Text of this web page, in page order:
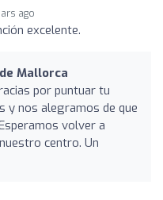
ago
excelente.
Mallorca
por puntuar tu
y nos alegramos de que
volver a
centro. Un